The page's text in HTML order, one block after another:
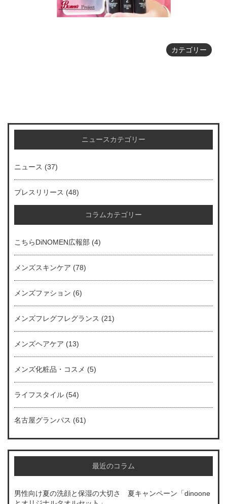
カテゴリー
ニュースカテゴリー
ニュース (37)
プレスリリース (48)
コラムカテゴリー
こちらDiNOMEN広報部 (4)
メンズスキンケア (78)
メンズファション (6)
メンズフレグフレグランス (21)
メンズヘアケア (13)
メンズ化粧品・コスメ (5)
ライフスタイル (54)
名古屋グランパス (61)
最近のコラム
男性向け夏の洗顔と保湿の大切さ 夏キャンペーン「dinoone